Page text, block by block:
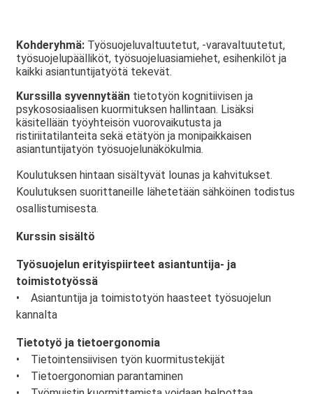
Kohderyhmä: Työsuojeluvaltuutetut, -varavaltuutetut,
työsuojelupäälliköt, työsuojeluasiamiehet, esihenkilöt ja
kaikki asiantuntijatyötä tekevät.
Kurssilla syvennytään tietotyön kognitiivisen ja
psykososiaalisen kuormituksen hallintaan. Lisäksi
käsitellään työyhteisön vuorovaikutusta ja
ristiriitatilanteita sekä etätyön ja monipaikkaisen
asiantuntijatyön työsuojelunäkökulmia.
Koulutuksen hintaan sisältyvät lounas ja kahvitukset.
Koulutuksen suorittaneille lähetetään sähköinen todistus
osallistumisesta.
Kurssin sisältö
Työsuojelun erityispiirteet asiantuntija- ja
toimistotyössä
• Asiantuntija ja toimistotyön haasteet työsuojelun
kannalta
Tietotyö ja tietoergonomia
• Tietointensiivisen työn kuormitustekijät
• Tietoergonomian parantaminen